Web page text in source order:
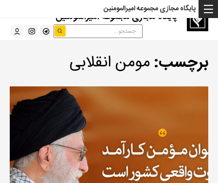
پایگاه مجازی مجموعه امیرالمومنین
پایگاه مجازی مجموعه امیرالمومنین
برچسب: مومن انقلابی